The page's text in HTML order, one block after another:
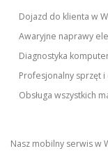
Dojazd do klienta w
Awaryjne naprawy
Diagnostyka
Profesjonalny sprzęt i
Obsługa wszystkich
Nasz mobilny serwis w